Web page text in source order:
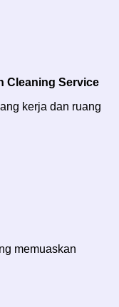
Cleaning Service
kerja dan ruang
memuaskan